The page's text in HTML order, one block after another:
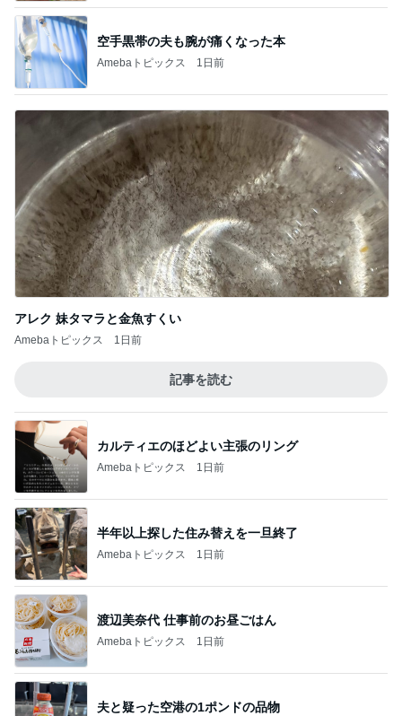
空手黒帯の夫も腕が痛くなった本
Amebaトピックス 1日前
アレク 妹タマラと金魚すくい
Amebaトピックス 1日前
記事を読む
カルティエのほどよい主張のリング
Amebaトピックス 1日前
半年以上探した住み替えを一旦終了
Amebaトピックス 1日前
渡辺美奈代 仕事前のお昼ごはん
Amebaトピックス 1日前
夫と疑った空港の1ポンドの品物